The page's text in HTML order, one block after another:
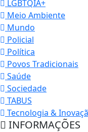
LGBTQIA+
Meio Ambiente
Mundo
Policial
Política
Povos Tradicionais
Saúde
Sociedade
TABUS
Tecnologia &
INFORMAÇÕES